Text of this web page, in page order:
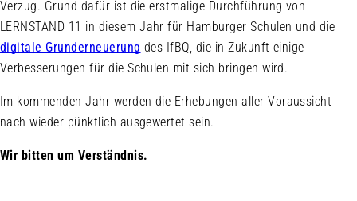
Verzug. Grund dafür ist die erstmalige Durchführung von
LERNSTAND 11 in diesem Jahr für Hamburger Schulen und die
digitale Grunderneuerung des IfBQ, die in Zukunft einige
Verbesserungen für die Schulen mit sich bringen wird.
Im kommenden Jahr werden die Erhebungen aller Voraussicht
nach wieder pünktlich ausgewertet sein.
Wir bitten um Verständnis.